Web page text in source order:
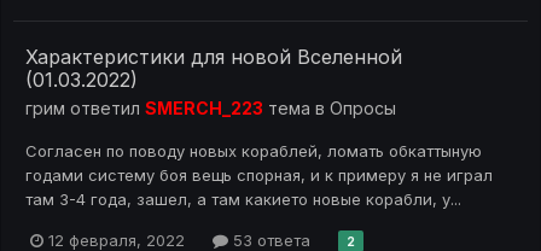
Характеристики для новой Вселенной
(01.03.2022)
грим ответил SMERCH_223 тема в Опросы
Согласен по поводу новых кораблей, ломать обкаттыную
годами систему боя вещь спорная, и к примеру я не играл
там 3-4 года, зашел, а там какието новые корабли, у...
12 февраля, 2022 53 ответа 2